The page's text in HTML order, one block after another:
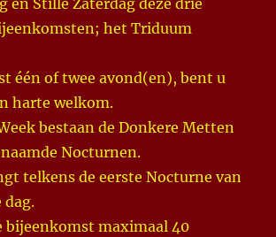
en Stille Zaterdag deze drie
het Triduum
één of twee avond(en), bent u
harte welkom.
bestaan de Donkere Metten
Nocturnen.
telkens de eerste Nocturne van
dag.
bijeenkomst maximaal 40